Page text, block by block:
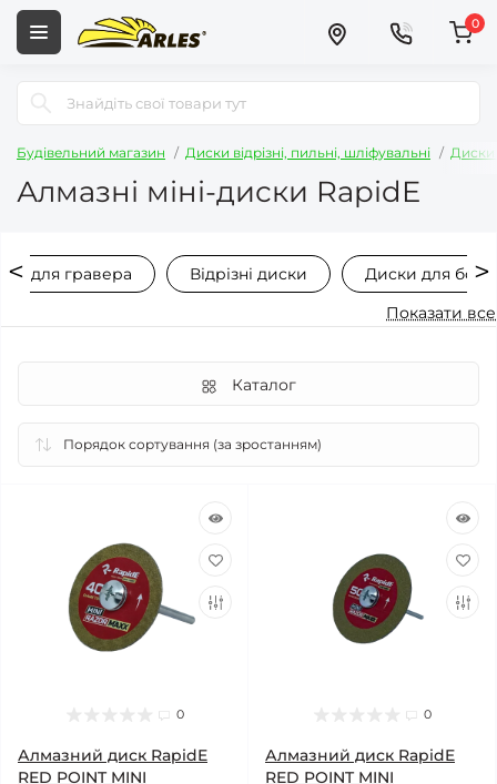
0
Будівельний магазин Диски відрізні, пильні, шліфувальні Диски
Алмазні міні-диски RapidE
для гравера Відрізні диски
Диски для
Показати все
Каталог
0
Алмазний диск RapidE
RED POINT MINI
0
Алмазний диск RapidE
RED POINT MINI